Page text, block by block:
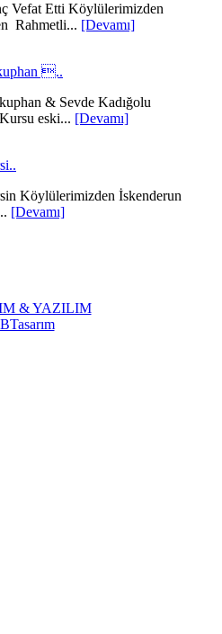
Vefat Etti Köylülerimizden
Rahmetli... [Devamı]
..
& Sevde Kadığolu
eski... [Devamı]
Köylülerimizden İskenderun
[Devamı]
& YAZILIM